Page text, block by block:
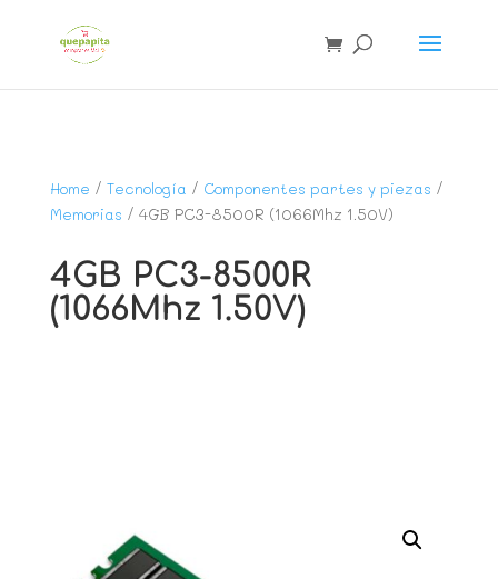
Home / Tecnología / Componentes partes y piezas /
Memorias / 4GB PC3-8500R (1066Mhz 1.50V)
4GB PC3-8500R
(1066Mhz 1.50V)